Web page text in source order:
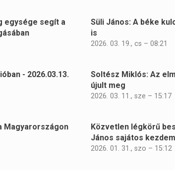
egysége segít a
Süli János: A béke
is
2026. 03. 19., cs – 08:21
- 2026.03.13.
Soltész Miklós: Az
újult meg
2026. 03. 11., sze – 15:17
Magyarországon
Közvetlen légkörű
János sajátos
2026. 01. 31., szo – 15:12